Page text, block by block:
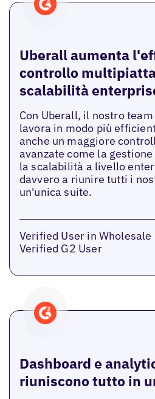
Uberall aumenta
controllo
scalabilità
Con Uberall, il nostro
lavora in modo più
anche un maggiore
avanzate come la
la scalabilità a livello
davvero a riunire tutti i
un'unica suite.
Verified User in Wholesale
Verified G2 User
Dashboard e
riuniscono tutto in